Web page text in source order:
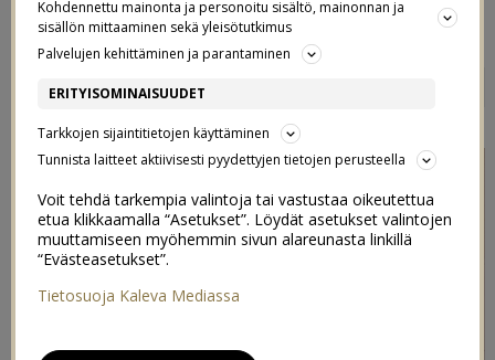
1100 PÄIVÄÄ SINKKUNA
Kohdennettu mainonta ja personoitu sisältö, mainonnan ja
sisällön mittaaminen sekä yleisötutkimus
Palvelujen kehittäminen ja parantaminen
ERITYISOMINAISUUDET
Tarkkojen sijaintitietojen käyttäminen
Tunnista laitteet aktiivisesti pyydettyjen tietojen perusteella
Voit tehdä tarkempia valintoja tai vastustaa oikeutettua
etua klikkaamalla “Asetukset”. Löydät asetukset valintojen
muuttamiseen myöhemmin sivun alareunasta linkillä
“Evästeasetukset”.
Tietosuoja Kaleva Mediassa